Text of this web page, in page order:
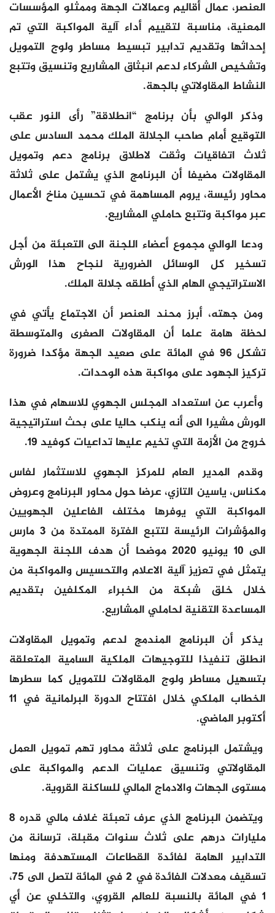
العنصر، عمال أقاليم وعمالات الجهة وممثلو المؤسسات
المعنية، مناسبة لتقييم أداء آلية المواكبة التي تم
إحداثها وتقديم تدابير تبسيط مساطر ولوج التمويل
وتشخيص الشركاء لدعم انبثاق المشاريع وتنسيق وتتبع
النشاط المقاولاتي بالجهة.
وذكر الوالي بأن برنامج “انطلاقة” رأى النور عقب
التوقيع أمام صاحب الجلالة الملك محمد السادس على
ثلاث اتفاقيات وثقت لاطلاق برنامج دعم وتمويل
المقاولات مضيفا أن البرنامج الذي يشتمل على ثلاثة
محاور رئيسة، يروم المساهمة في تحسين مناخ الأعمال
عبر مواكبة وتتبع حاملي المشاريع.
ودعا الوالي مجموع أعضاء اللجنة الى التعبئة من أجل
تسخير كل الوسائل الضرورية لنجاح هذا الورش
الاستراتيجي الهام الذي أطلقه جلالة الملك.
ومن جهته، أبرز محند العنصر أن الاجتماع يأتي في
لحظة هامة علما أن المقاولات الصغرى والمتوسطة
تشكل 96 في المائة على صعيد الجهة مؤكدا ضرورة
تركيز الجهود على مواكبة هذه الوحدات.
وأعرب عن استعداد المجلس الجهوي للاسهام في هذا
الورش مشيرا الى أنه ينكب حاليا على بحث استراتيجية
خروج من الأزمة التي تخيم عليها تداعيات كوفيد 19.
وقدم المدير العام للمركز الجهوي للاستثمار لفاس
مكناس، ياسين التازي، عرضا حول محاور البرنامج وعروض
المواكبة التي يوفرها مختلف الفاعلين الجهويين
والمؤشرات الرئيسة لتتبع الفترة الممتدة من 3 مارس
الى 10 يونيو 2020 موضحا أن هدف اللجنة الجهوية
يتمثل في تعزيز آلية الاعلام والتحسيس والمواكبة من
خلال خلق شبكة من الخبراء المكلفين بتقديم
المساعدة التقنية لحاملي المشاريع.
يذكر أن البرنامج المندمج لدعم وتمويل المقاولات
انطلق تنفيذا للتوجيهات الملكية السامية المتعلقة
بتسهيل مساطر ولوج المقاولات للتمويل كما سطرها
الخطاب الملكي خلال افتتاح الدورة البرلمانية في 11
أكتوبر الماضي.
ويشتمل البرنامج على ثلاثة محاور تهم تمويل العمل
المقاولاتي وتنسيق عمليات الدعم والمواكبة على
مستوى الجهات والادماج المالي للساكنة القروية.
ويتضمن البرنامج الذي عرف تعبئة غلاف مالي قدره 8
مليارات درهم على ثلاث سنوات مقبلة، ترسانة من
التدابير الهامة لفائدة القطاعات المستهدفة ومنها
تسقيف معدلات الفائدة في 2 في المائة لتصل الى 75،
1 في المائة بالنسبة للعالم القروي، والتخلي عن أي